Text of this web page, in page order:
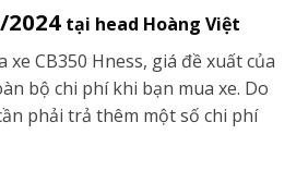
2024 tại head Hoàng Việt
CB350 Hness, giá đề xuất của
bộ chi phí khi bạn mua xe. Do
phải trả thêm một số chi phí